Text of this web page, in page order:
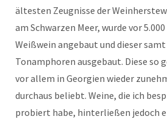
ältesten Zeugnisse der
am Schwarzen Meer, wurde vor
Weißwein angebaut und dieser
Tonamphoren ausgebaut. Diese so
vor allem in Georgien wieder
durchaus beliebt. Weine, die ich
probiert habe, hinterließen jedoch